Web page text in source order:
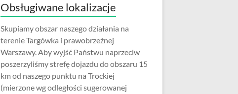
Obsługiwane lokalizacje
Skupiamy obszar naszego działania na
terenie Targówka i prawobrzeżnej
Warszawy. Aby wyjść Państwu naprzeciw
poszerzyliśmy strefę dojazdu do obszaru 15
km od naszego punktu na Trockiej
(mierzone wg odległości sugerowanej